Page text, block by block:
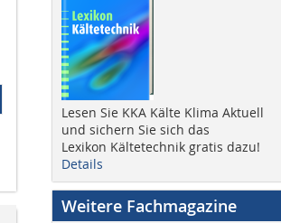
Lesen Sie KKA Kälte Klima Aktuell
und sichern Sie sich das
Lexikon Kältetechnik gratis dazu!
Details
Weitere Fachmagazine